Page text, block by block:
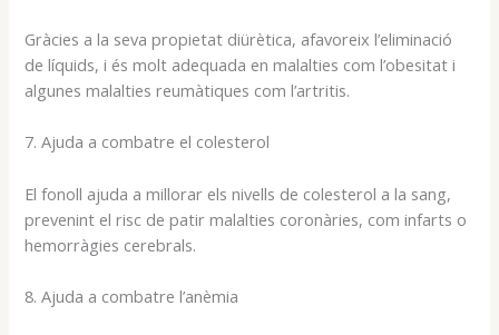
Gràcies a la seva propietat diürètica, afavoreix l’eliminació
de líquids, i és molt adequada en malalties com l’obesitat i
algunes malalties reumàtiques com l’artritis.
7. Ajuda a combatre el colesterol
El fonoll ajuda a millorar els nivells de colesterol a la sang,
prevenint el risc de patir malalties coronàries, com infarts o
hemorràgies cerebrals.
8. Ajuda a combatre l’anèmia